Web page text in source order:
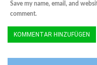
Save my name, email, and
comment.